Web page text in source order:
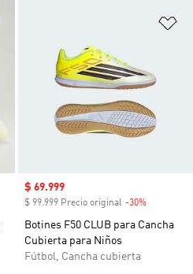
Precio de venta
$ 69.999
$ 99.999 Precio original -30%
Botines F50 CLUB para Cancha
Cubierta para Niños
Fútbol, Cancha cubierta